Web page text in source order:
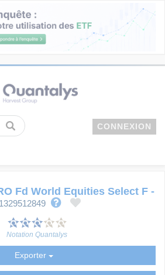
CONNEXION
Fd World Equities Select F -
Notation Quantalys
Exporter